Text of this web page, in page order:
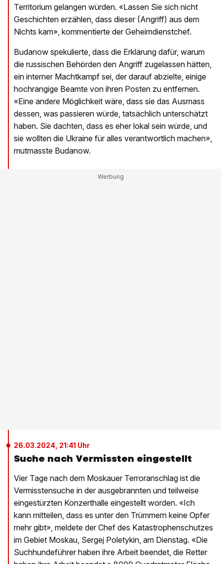
Territorium gelangen würden. «Lassen Sie sich nicht
Geschichten erzählen, dass dieser (Angriff) aus dem
Nichts kam», kommentierte der Geheimdienstchef.
Budanow spekulierte, dass die Erklärung dafür, warum
die russischen Behörden den Angriff zugelassen hätten,
ein interner Machtkampf sei, der darauf abzielte, einige
hochrangige Beamte von ihren Posten zu entfernen.
«Eine andere Möglichkeit wäre, dass sie das Ausmass
dessen, was passieren würde, tatsächlich unterschätzt
haben. Sie dachten, dass es eher lokal sein würde, und
sie wollten die Ukraine für alles verantwortlich machen»,
mutmasste Budanow.
26.03.2024, 21:41 Uhr
Suche nach Vermissten eingestellt
Vier Tage nach dem Moskauer Terroranschlag ist die
Vermisstensuche in der ausgebrannten und teilweise
eingestürzten Konzerthalle eingestellt worden. «Ich
kann mitteilen, dass es unter den Trümmern keine Opfer
mehr gibt», meldete der Chef des Katastrophenschutzes
im Gebiet Moskau, Sergej Poletykin, am Dienstag. «Die
Suchhundeführer haben ihre Arbeit beendet, die Retter